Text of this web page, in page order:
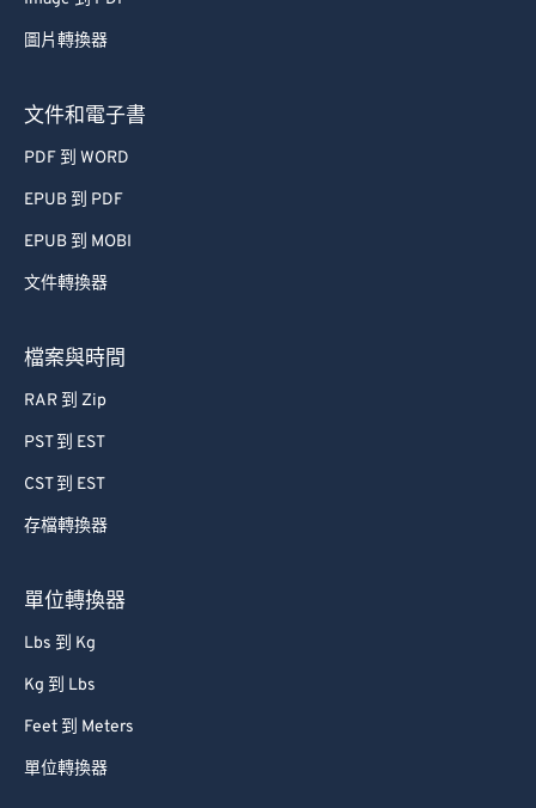
圖片轉換器
文件和電子書
PDF 到 WORD
EPUB 到 PDF
EPUB 到 MOBI
文件轉換器
檔案與時間
RAR 到 Zip
PST 到 EST
CST 到 EST
存檔轉換器
單位轉換器
Lbs 到 Kg
Kg 到 Lbs
Feet 到 Meters
單位轉換器